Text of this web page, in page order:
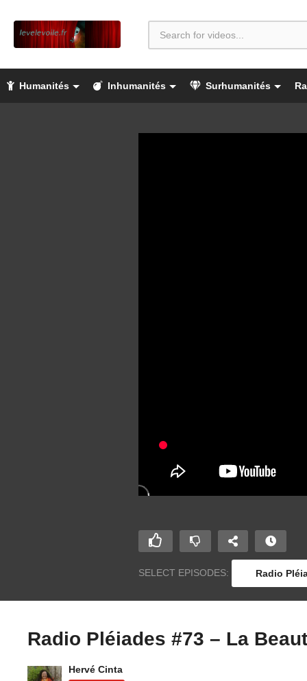
Humanités Inhumanités Surhumanités
SELECT EPISODES: Radio
Radio Pléiades #73 – La
Hervé Cinta